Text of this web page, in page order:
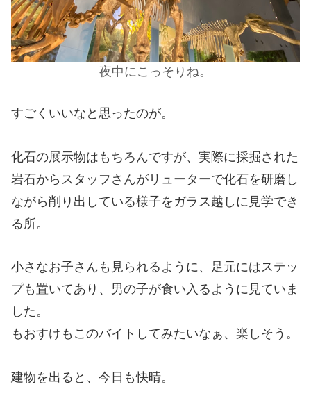
夜中にこっそりね。
すごくいいなと思ったのが。
化石の展示物はもちろんですが、実際に採掘された
岩石からスタッフさんがリューターで化石を研磨し
ながら削り出している様子をガラス越しに見学でき
る所。
小さなお子さんも見られるように、足元にはステッ
プも置いてあり、男の子が食い入るように見ていま
した。
もおすけもこのバイトしてみたいなぁ、楽しそう。
建物を出ると、今日も快晴。